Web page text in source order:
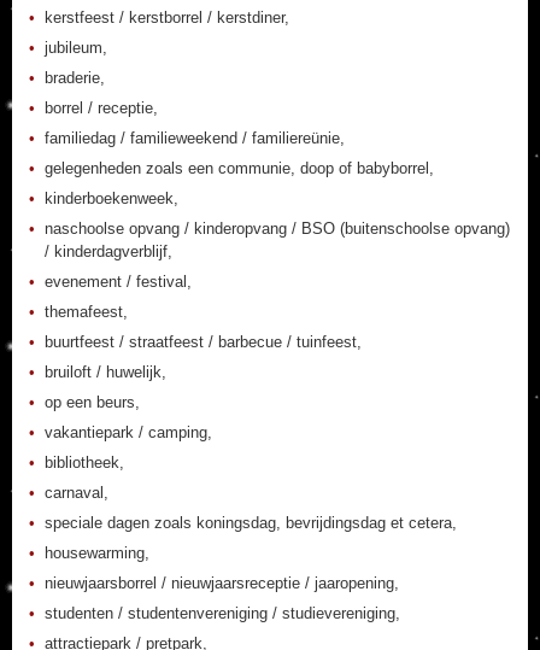
kerstfeest / kerstborrel / kerstdiner,
jubileum,
braderie,
borrel / receptie,
familiedag / familieweekend / familiereünie,
gelegenheden zoals een communie, doop of babyborrel,
kinderboekenweek,
naschoolse opvang / kinderopvang / BSO (buitenschoolse opvang)
/ kinderdagverblijf,
evenement / festival,
themafeest,
buurtfeest / straatfeest / barbecue / tuinfeest,
bruiloft / huwelijk,
op een beurs,
vakantiepark / camping,
bibliotheek,
carnaval,
speciale dagen zoals koningsdag, bevrijdingsdag et cetera,
housewarming,
nieuwjaarsborrel / nieuwjaarsreceptie / jaaropening,
studenten / studentenvereniging / studievereniging,
attractiepark / pretpark,